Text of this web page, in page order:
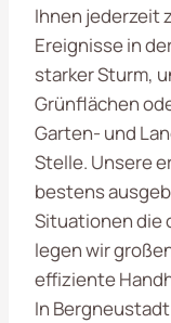
Ihnen jederzeit
Ereignisse in
starker Sturm,
Grünflächen
Garten- und
Stelle. Unsere
bestens
Situationen die
legen wir
effiziente
In